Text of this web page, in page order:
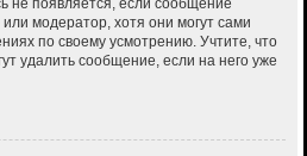
не появляется, если сообщение
модератор, хотя они могут сами
по своему усмотрению. Учтите, что
удалить сообщение, если на него уже